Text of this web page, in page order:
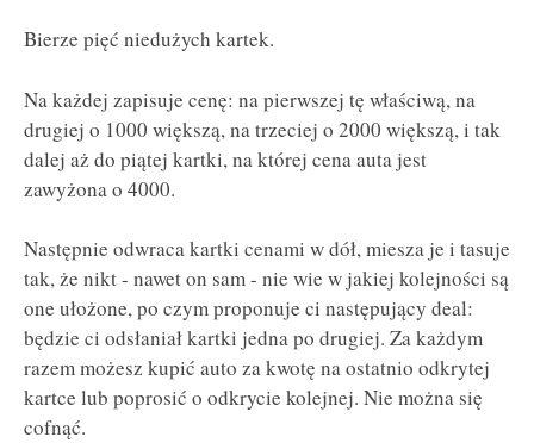
Bierze pięć niedużych kartek.
Na każdej zapisuje cenę: na pierwszej tę właściwą, na
drugiej o 1000 większą, na trzeciej o 2000 większą, i tak
dalej aż do piątej kartki, na której cena auta jest
zawyżona o 4000.
Następnie odwraca kartki cenami w dół, miesza je i tasuje
tak, że nikt - nawet on sam - nie wie w jakiej kolejności są
one ułożone, po czym proponuje ci następujący deal:
będzie ci odsłaniał kartki jedna po drugiej. Za każdym
razem możesz kupić auto za kwotę na ostatnio odkrytej
kartce lub poprosić o odkrycie kolejnej. Nie można się
cofnąć.